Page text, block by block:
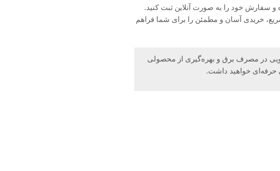
خود را به صورت آنلاین ثبت کنید.
خریدی آسان و مطمئن را برای شما فراهم
در مصرف برق و بهره‌گیری از محصولی
حرفه‌ای خواهید داشت.